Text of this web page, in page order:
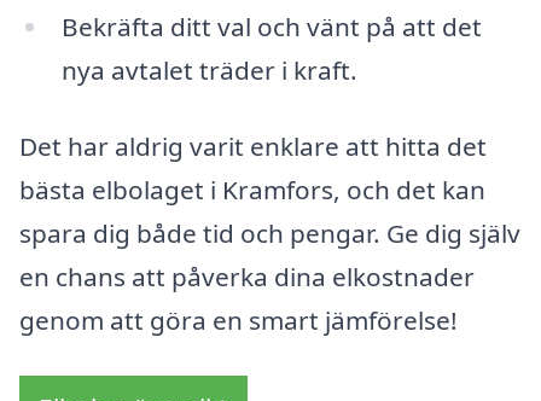
Bekräfta ditt val och vänt på att det
nya avtalet träder i kraft.
Det har aldrig varit enklare att hitta det
bästa elbolaget i Kramfors, och det kan
spara dig både tid och pengar. Ge dig själv
en chans att påverka dina elkostnader
genom att göra en smart jämförelse!